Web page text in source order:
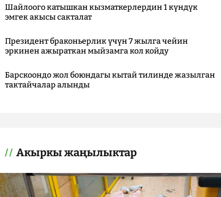
Шайлоого катышкан кызматкерлердин 1 күндүк
эмгек акысы сакталат
Президент браконьерлик үчүн 7 жылга чейин
эркинен ажыраткан мыйзамга кол койду
Барскоондо жол боюндагы кытай тилинде жазылган
тактайчалар алынды
Акыркы жаңылыктар